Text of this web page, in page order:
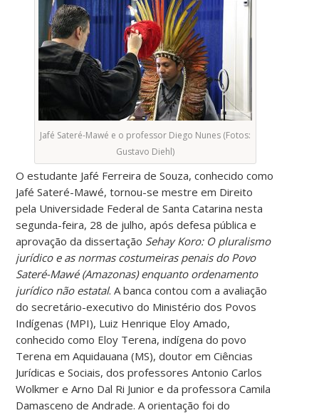
Jafé Sateré-Mawé e o professor Diego Nunes (Fotos:
Gustavo Diehl)
O estudante Jafé Ferreira de Souza, conhecido como
Jafé Sateré-Mawé, tornou-se mestre em Direito
pela Universidade Federal de Santa Catarina nesta
segunda-feira, 28 de julho, após defesa pública e
aprovação da dissertação Sehay Koro: O pluralismo
jurídico e as normas costumeiras penais do Povo
Sateré-Mawé (Amazonas) enquanto ordenamento
jurídico não estatal. A banca contou com a avaliação
do secretário-executivo do Ministério dos Povos
Indígenas (MPI), Luiz Henrique Eloy Amado,
conhecido como Eloy Terena, indígena do povo
Terena em Aquidauana (MS), doutor em Ciências
Jurídicas e Sociais, dos professores Antonio Carlos
Wolkmer e Arno Dal Ri Junior e da professora Camila
Damasceno de Andrade. A orientação foi do